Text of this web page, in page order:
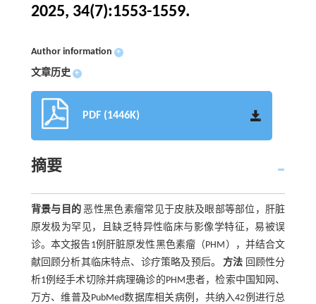
2025, 34(7):1553-1559.
Author information +
文章历史 +
PDF (1446K)
摘要
背景与目的 恶性黑色素瘤常见于皮肤及眼部等部位，肝脏
原发极为罕见，且缺乏特异性临床与影像学特征，易被误
诊。本文报告1例肝脏原发性黑色素瘤（PHM），并结合文
献回顾分析其临床特点、诊疗策略及预后。方法 回顾性分
析1例经手术切除并病理确诊的PHM患者，检索中国知网、
万方、维普及PubMed数据库相关病例，共纳入42例进行总